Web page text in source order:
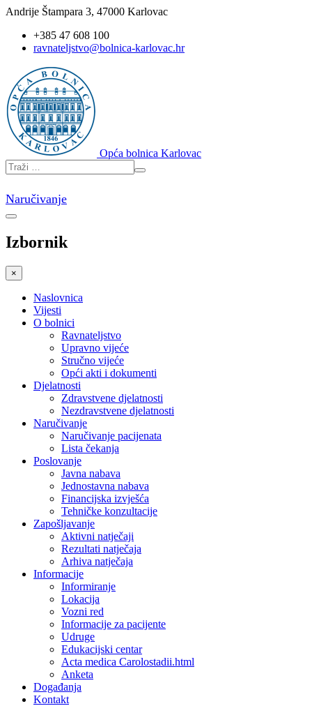
Andrije Štampara 3, 47000 Karlovac
+385 47 608 100
ravnateljstvo@bolnica-karlovac.hr
Opća bolnica Karlovac
Naručivanje
Izbornik
×
Naslovnica
Vijesti
O bolnici
Ravnateljstvo
Upravno vijeće
Stručno vijeće
Opći akti i dokumenti
Djelatnosti
Zdravstvene djelatnosti
Nezdravstvene djelatnosti
Naručivanje
Naručivanje pacijenata
Lista čekanja
Poslovanje
Javna nabava
Jednostavna nabava
Financijska izvješća
Tehničke konzultacije
Zapošljavanje
Aktivni natječaji
Rezultati natječaja
Arhiva natječaja
Informacije
Informiranje
Lokacija
Vozni red
Informacije za pacijente
Udruge
Edukacijski centar
Acta medica Carolostadii.html
Anketa
Događanja
Kontakt